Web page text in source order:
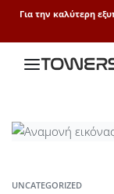
Για την καλύτερη
UNCATEGORIZED